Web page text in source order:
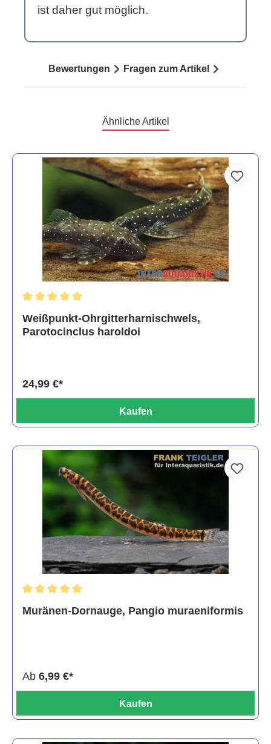
ist daher gut möglich.
Bewertungen Fragen zum Artikel
Ähnliche Artikel
Weißpunkt-Ohrgitterharnischwels,
Parotocinclus haroldoi
24,99 €*
Kaufen
Muränen-Dornauge, Pangio muraeniformis
Ab 6,99 €*
Kaufen